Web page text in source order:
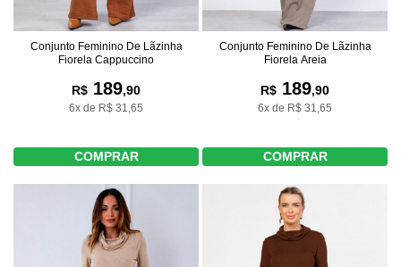
Conjunto Feminino De Lãzinha
Fiorela Cappuccino
R$ 189,90
6x de R$ 31,65
COMPRAR
Conjunto Feminino De Lãzinha
Fiorela Areia
R$ 189,90
6x de R$ 31,65
COMPRAR